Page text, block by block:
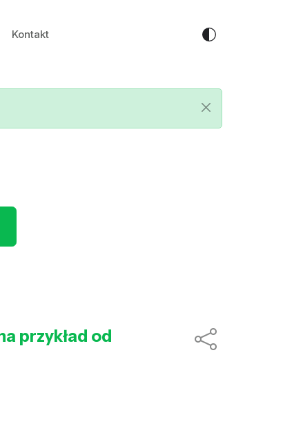
Kontakt
przykład od